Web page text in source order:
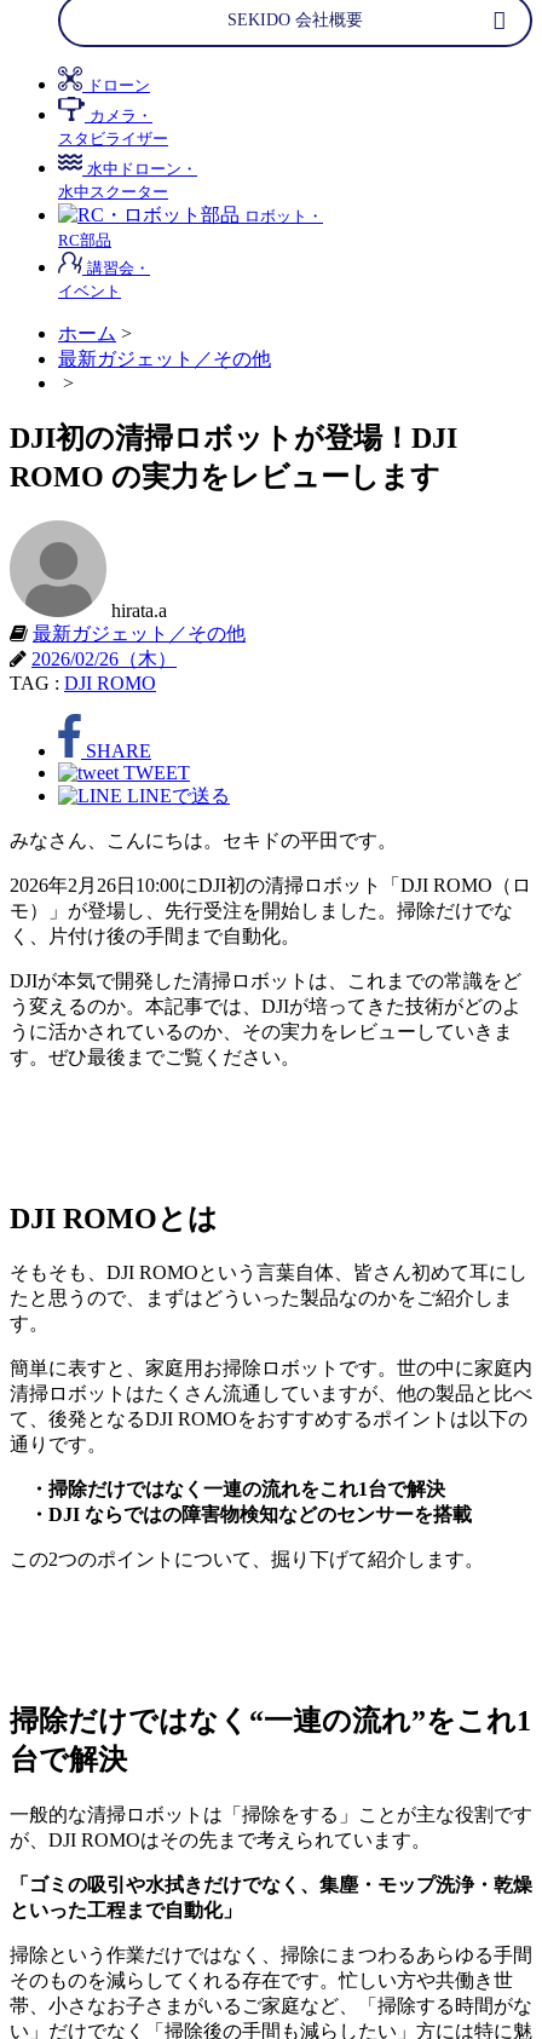
SEKIDO 会社概要
ドローン
カメラ・
スタビライザー
水中ドローン・
水中スクーター
ロボット・
RC部品
講習会・
イベント
ホーム >
最新ガジェット／その他
>
DJI初の清掃ロボットが登場！DJI
ROMO の実力をレビューします
hirata.a
最新ガジェット／その他
2026/02/26（木）
TAG : DJI ROMO
SHARE
TWEET
LINEで送る
みなさん、こんにちは。セキドの平田です。
2026年2月26日10:00にDJI初の清掃ロボット「DJI ROMO（ロ
モ）」が登場し、先行受注を開始しました。掃除だけでな
く、片付け後の手間まで自動化。
DJIが本気で開発した清掃ロボットは、これまでの常識をど
う変えるのか。本記事では、DJIが培ってきた技術がどのよ
うに活かされているのか、その実力をレビューしていきま
す。ぜひ最後までご覧ください。
DJI ROMOとは
そもそも、DJI ROMOという言葉自体、皆さん初めて耳にし
たと思うので、まずはどういった製品なのかをご紹介しま
す。
簡単に表すと、家庭用お掃除ロボットです。世の中に家庭内
清掃ロボットはたくさん流通していますが、他の製品と比べ
て、後発となるDJI ROMOをおすすめするポイントは以下の
通りです。
・掃除だけではなく一連の流れをこれ1台で解決
・DJI ならではの障害物検知などのセンサーを搭載
この2つのポイントについて、掘り下げて紹介します。
掃除だけではなく“一連の流れ”をこれ1
台で解決
一般的な清掃ロボットは「掃除をする」ことが主な役割です
が、DJI ROMOはその先まで考えられています。
「ゴミの吸引や水拭きだけでなく、集塵・モップ洗浄・乾燥
といった工程まで自動化」
掃除という作業だけではなく、掃除にまつわるあらゆる手間
そのものを減らしてくれる存在です。忙しい方や共働き世
帯、小さなお子さまがいるご家庭など、「掃除する時間がな
い」だけでなく「掃除後の手間も減らしたい」方には特に魅